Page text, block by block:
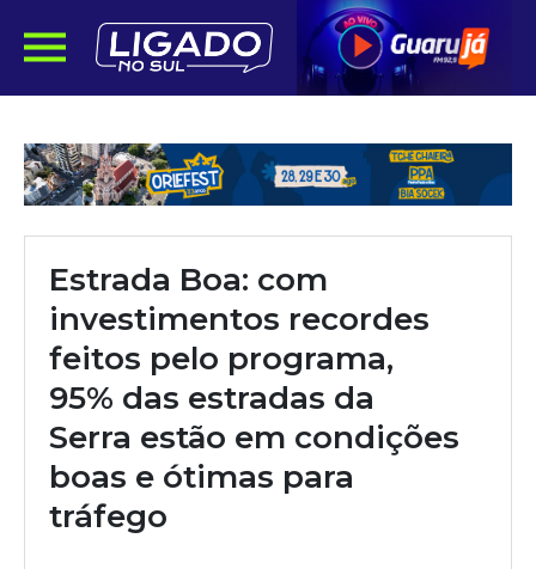
Estrada Boa: com
investimentos recordes
feitos pelo programa,
95% das estradas da
Serra estão em condições
boas e ótimas para
tráfego